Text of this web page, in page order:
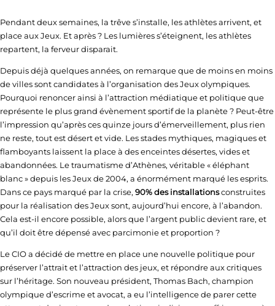
Pendant deux semaines, la trêve s’installe, les athlètes arrivent, et
place aux Jeux. Et après ? Les lumières s’éteignent, les athlètes
repartent, la ferveur disparait.
Depuis déjà quelques années, on remarque que de moins en moins
de villes sont candidates à l’organisation des Jeux olympiques.
Pourquoi renoncer ainsi à l’attraction médiatique et politique que
représente le plus grand évènement sportif de la planète ? Peut-être
l’impression qu’après ces quinze jours d’émerveillement, plus rien
ne reste, tout est désert et vide. Les stades mythiques, magiques et
flamboyants laissent la place à des enceintes désertes, vides et
abandonnées. Le traumatisme d’Athènes, véritable « éléphant
blanc » depuis les Jeux de 2004, a énormément marqué les esprits.
Dans ce pays marqué par la crise, 90% des installationsconstruites
pour la réalisation des Jeux sont, aujourd’hui encore, à l’abandon.
Cela est-il encore possible, alors que l’argent public devient rare, et
qu’il doit être dépensé avec parcimonie et proportion ?
Le CIO a décidé de mettre en place une nouvelle politique pour
préserver l’attrait et l’attraction des jeux, et répondre aux critiques
sur l’héritage. Son nouveau président, Thomas Bach, champion
olympique d’escrime et avocat, a eu l’intelligence de parer cette